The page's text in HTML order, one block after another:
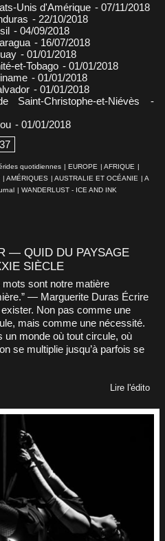
Unis d'Amérique - 07/11/2018
- 22/10/2018
- 04/09/2018
- 16/07/2018
- 01/01/2018
et-Tobago - 01/01/2018
- 01/01/2018
- 01/01/2018
Christophe-et-Niévès
-
- 01/01/2018
37
quotidiennes | EUROPE | AFRIQUE |
| AMÉRIQUES | AUSTRALIE ET OCÉANIE | A
| WANDERLUST - ICE AND INK
— QUID DU PAYSAGE
SIÈCLE
mots sont notre matière
— Marguerite Duras Écrire
exister. Non pas comme une
mais comme une nécessité.
un monde où tout circule, où
se multiplie jusqu’à parfois se
Lire l'édito